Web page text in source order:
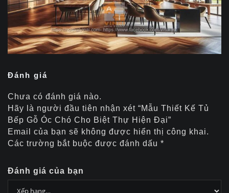
Đánh giá
Chưa có đánh giá nào.
Hãy là người đầu tiên nhận xét “Mẫu Thiết Kế Tủ
Bếp Gỗ Óc Chó Cho Biệt Thự Hiện Đại”
Email của bạn sẽ không được hiển thị công khai.
Các trường bắt buộc được đánh dấu *
Đánh giá của bạn